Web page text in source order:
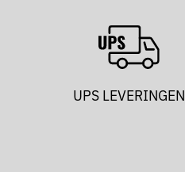
UPS LEVERINGEN